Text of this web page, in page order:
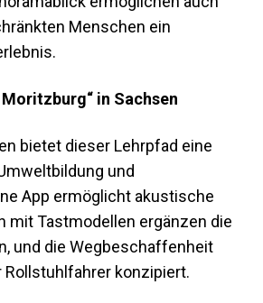
Menschen ein
in Sachsen
bietet dieser Lehrpfad eine
und
App ermöglicht akustische
mit Tastmodellen ergänzen die
und die Wegbeschaffenheit
konzipiert.